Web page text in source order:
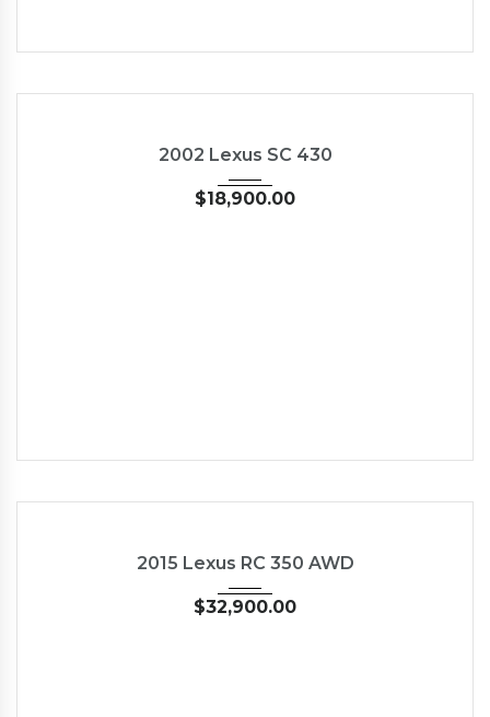
2002 Lexus SC 430
$18,900.00
2015 Lexus RC 350 AWD
$32,900.00